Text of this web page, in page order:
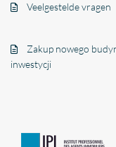
Veelgestelde vragen
Zakup nowego
inwestycji